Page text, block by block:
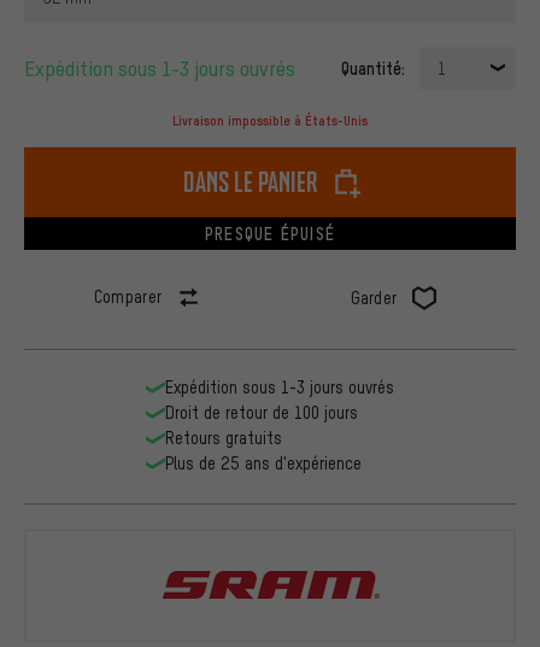
Expédition sous 1-3 jours ouvrés Quantité: 1
Livraison impossible à États-Unis
dans le panier
PRESQUE ÉPUISÉ
Comparer Garder
Expédition sous 1-3 jours ouvrés
Droit de retour de 100 jours
Retours gratuits
Plus de 25 ans d'expérience
SRAM